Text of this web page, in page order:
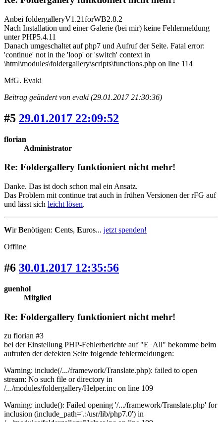
Anbei foldergalleryV1.21forWB2.8.2
Nach Installation und einer Galerie (bei mir) keine Fehlermeldung
unter PHP5.4.11
Danach umgeschaltet auf php7 und Aufruf der Seite. Fatal error:
'continue' not in the 'loop' or 'switch' context in
\html\modules\foldergallery\scripts\functions.php on line 114
MfG. Evaki
Beitrag geändert von evaki (29.01.2017 21:30:36)
#5 29.01.2017 22:09:52
florian
Administrator
Re: Foldergallery funktioniert nicht mehr!
Danke. Das ist doch schon mal ein Ansatz.
Das Problem mit continue trat auch in frühen Versionen der rFG auf
und lässt sich leicht lösen.
WirBenötigen: Cents, Euros... jetzt spenden!
Offline
#6 30.01.2017 12:35:56
guenhol
Mitglied
Re: Foldergallery funktioniert nicht mehr!
zu florian #3
bei der Einstellung PHP-Fehlerberichte auf "E_All" bekomme beim
aufrufen der defekten Seite folgende fehlermeldungen:
Warning: include(/.../framework/Translate.php): failed to open
stream: No such file or directory in
/.../modules/foldergallery/Helper.inc on line 109
Warning: include(): Failed opening '/.../framework/Translate.php' for
inclusion (include_path='.:/usr/lib/php7.0') in